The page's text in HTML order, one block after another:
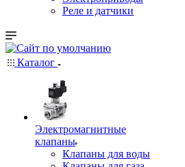
Реле и датчики
Каталог
Электромагнитные
клапаны
Клапаны для воды